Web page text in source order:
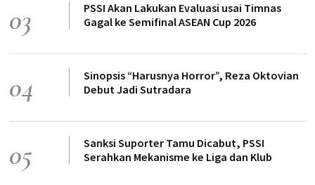
03
PSSI Akan Lakukan Evaluasi usai Timnas
Gagal ke Semifinal ASEAN Cup 2026
04
Sinopsis “Harusnya Horror”, Reza Oktovian
Debut Jadi Sutradara
05
Sanksi Suporter Tamu Dicabut, PSSI
Serahkan Mekanisme ke Liga dan Klub